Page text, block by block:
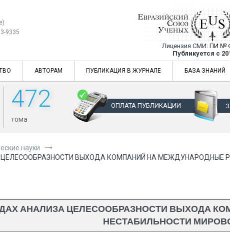
9335
Евразийский Союз
Лицензия СМИ: ПИ №
Публикуется с
Евразийский Союз Ученых —
АВТОРАМ ПУБЛИКАЦИЯ В ЖУРНАЛЕ БАЗА ЗНАНИЙ
472
тома
ОПЛАТА ПУБЛИКАЦИИ
науки
ВЫХОДА КОМПАНИЙ НА МЕЖДУНАРОДНЫЕ
АНАЛИЗА ЦЕЛЕСООБРАЗНОСТИ ВЫХОДА
НЕСТАБИЛЬНОСТИ